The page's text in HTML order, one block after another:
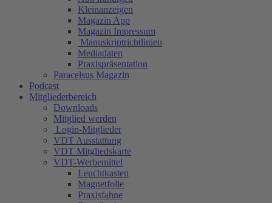
Kleinanzeigen
Magazin App
Magazin Impressum
Manuskriptrichtlinien
Mediadaten
Praxispräsentation
Paracelsus Magazin
Podcast
Mitgliederbereich
Downloads
Mitglied werden
Login-Mitglieder
VDT Ausstattung
VDT Mitgliedskarte
VDT-Werbemittel
Leuchtkasten
Magnetfolie
Praxisfahne